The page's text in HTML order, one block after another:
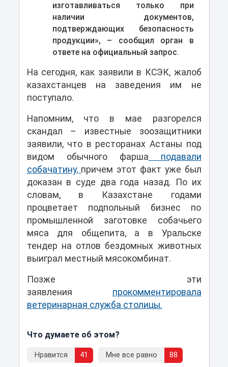
изготавливаться только при
наличии документов,
подтверждающих безопасность
продукции», – сообщил орган в
ответе на официальный запрос.
На сегодня, как заявили в КСЭК, жалоб
казахстанцев на заведения им не
поступало.
Напомним, что в мае разгорелся
скандал – известные зоозащитники
заявили, что в ресторанах Астаны под
видом обычного фарша подавали
собачатину, причем этот факт уже был
доказан в суде два года назад. По их
словам, в Казахстане годами
процветает подпольный бизнес по
промышленной заготовке собачьего
мяса для общепита, а в Уральске
тендер на отлов бездомных животных
выиграл местный мясокомбинат.
Позже эти
заявления прокомментировала
ветеринарная служба столицы.
Что думаете об этом?
Нравится 41 Мне все равно 88